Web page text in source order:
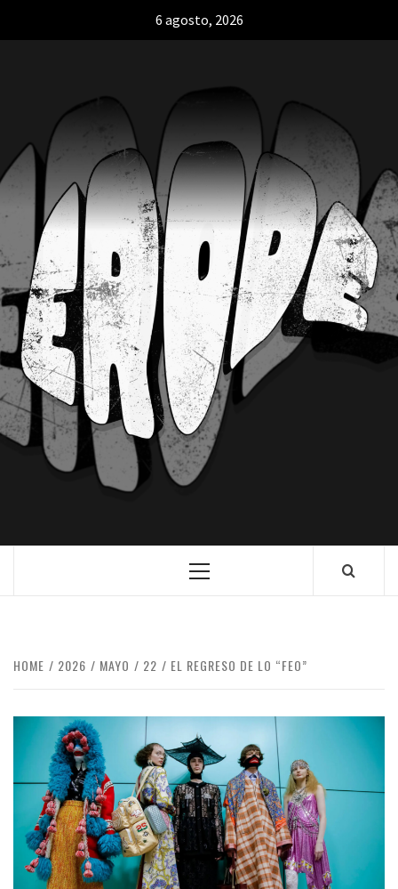
6 agosto, 2026
HOME 2026 MAYO 22 EL REGRESO DE LO “FEO”